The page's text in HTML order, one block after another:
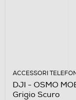
ACCESSORI
DJI - OSMO
Grigio Scuro